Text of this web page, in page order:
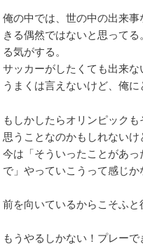
俺の中では、世の中の出来
きる偶然ではないと思って
る気がする。
サッカーがしたくても出来な
うまくは言えないけど、俺
もしかしたらオリンピック
思うことなのかもしれないけ
今は「そういったことがあ
で」やっていこうって感じか
前を向いているからこそふ
もうやるしかない！プレー